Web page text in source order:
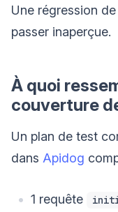
Une régression
passer inaperçue.
À quoi
couverture
Un plan de test
dans Apidog
1 requête